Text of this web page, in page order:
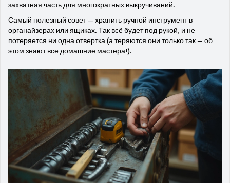
захватная часть для многократных выкручиваний.
Самый полезный совет — хранить ручной инструмент в
органайзерах или ящиках. Так всё будет под рукой, и не
потеряется ни одна отвертка (а теряются они только так — об
этом знают все домашние мастера!).